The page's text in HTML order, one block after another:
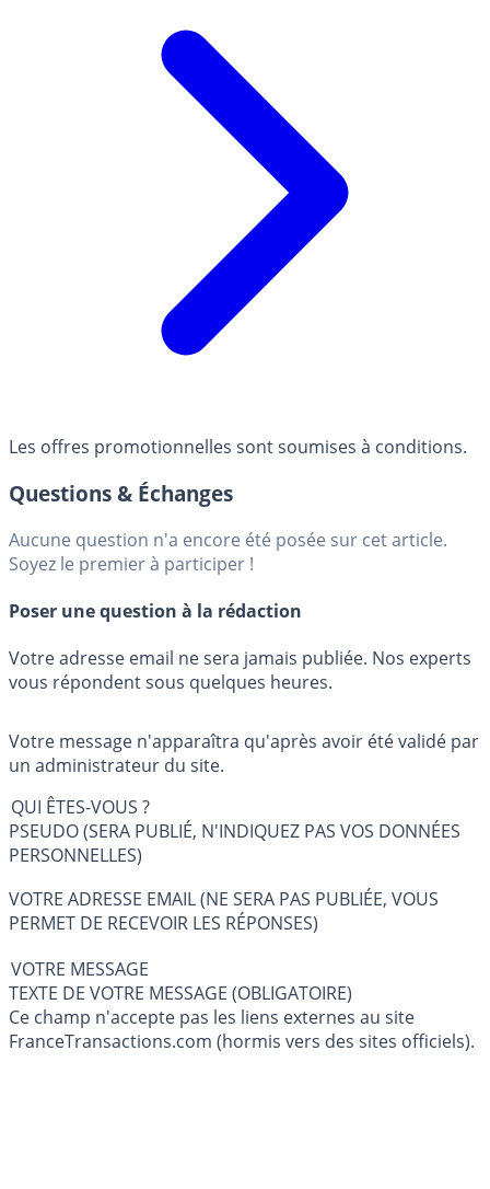
Les offres promotionnelles sont soumises à conditions.
Questions & Échanges
Aucune question n'a encore été posée sur cet article.
Soyez le premier à participer !
Poser une question à la rédaction
Votre adresse email ne sera jamais publiée. Nos experts
vous répondent sous quelques heures.
Votre message n'apparaîtra qu'après avoir été validé par
un administrateur du site.
QUI ÊTES-VOUS ?
PSEUDO (SERA PUBLIÉ, N'INDIQUEZ PAS VOS DONNÉES
PERSONNELLES)
VOTRE ADRESSE EMAIL (NE SERA PAS PUBLIÉE, VOUS
PERMET DE RECEVOIR LES RÉPONSES)
VOTRE MESSAGE
TEXTE DE VOTRE MESSAGE (OBLIGATOIRE)
Ce champ n'accepte pas les liens externes au site
FranceTransactions.com (hormis vers des sites officiels).